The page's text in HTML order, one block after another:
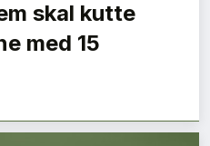
skal kutte
med 15